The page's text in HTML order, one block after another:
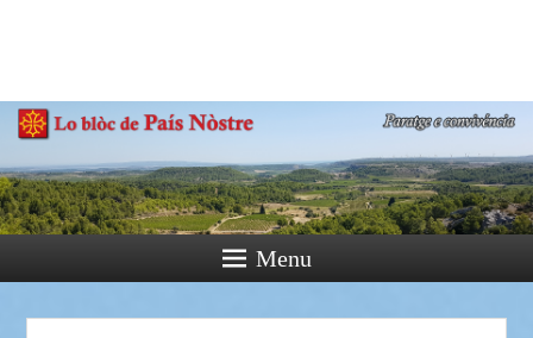
Paratge e Convivència
Menu